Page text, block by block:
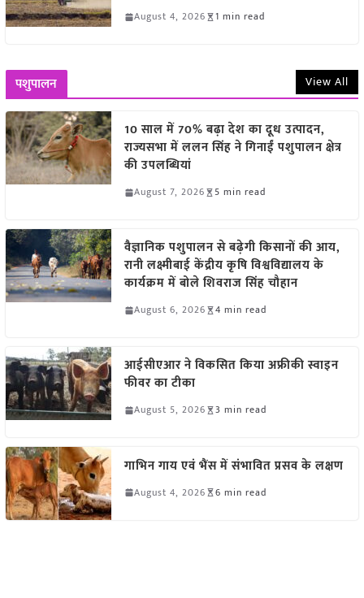
August 4, 2026 1 min read
पशुपालन View All
10 साल में 70% बढ़ा देश का दूध उत्पादन,
राज्यसभा में ललन सिंह ने गिनाईं पशुपालन क्षेत्र
की उपलब्धियां
August 7, 2026 5 min read
वैज्ञानिक पशुपालन से बढ़ेगी किसानों की आय,
रानी लक्ष्मीबाई केंद्रीय कृषि विश्वविद्यालय के
कार्यक्रम में बोले शिवराज सिंह चौहान
August 6, 2026 4 min read
आईसीएआर ने विकसित किया अफ्रीकी स्वाइन
फीवर का टीका
August 5, 2026 3 min read
गाभिन गाय एवं भैंस में संभावित प्रसव के लक्षण
August 4, 2026 6 min read